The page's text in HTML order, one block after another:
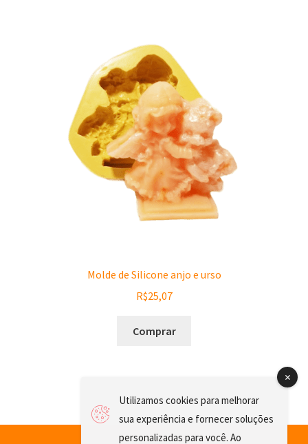
Molde de Silicone anjo e urso
R$25,07
Comprar
Utilizamos cookies para melhorar
sua experiência e fornecer soluções
personalizadas para você. Ao